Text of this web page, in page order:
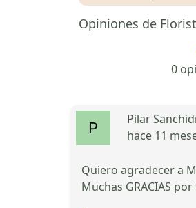
Opiniones de
0
Pilar
hace 11
Quiero agradecer a
Muchas GRACIAS